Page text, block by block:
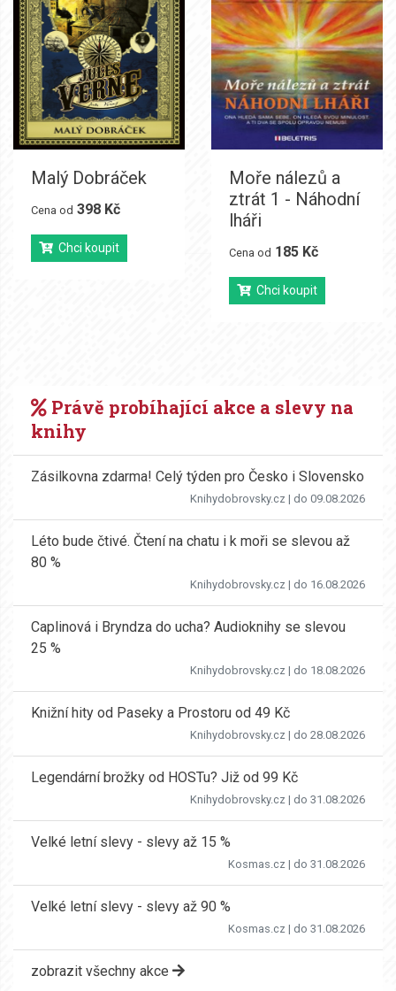
Malý Dobráček
Cena od 398 Kč
Chci koupit
Moře nálezů a
ztrát 1 - Náhodní
lháři
Cena od 185 Kč
Chci koupit
Právě probíhající akce a slevy na
knihy
Zásilkovna zdarma! Celý týden pro Česko i Slovensko
Knihydobrovsky.cz | do 09.08.2026
Léto bude čtivé. Čtení na chatu i k moři se slevou až
80 %
Knihydobrovsky.cz | do 16.08.2026
Caplinová i Bryndza do ucha? Audioknihy se slevou
25 %
Knihydobrovsky.cz | do 18.08.2026
Knižní hity od Paseky a Prostoru od 49 Kč
Knihydobrovsky.cz | do 28.08.2026
Legendární brožky od HOSTu? Již od 99 Kč
Knihydobrovsky.cz | do 31.08.2026
Velké letní slevy - slevy až 15 %
Kosmas.cz | do 31.08.2026
Velké letní slevy - slevy až 90 %
Kosmas.cz | do 31.08.2026
zobrazit všechny akce